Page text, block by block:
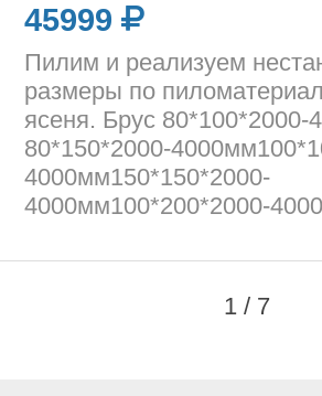
45999
Пилим и реализуем
размеры по
ясеня. Брус 80*100*2000-
80*150*2000-
4000мм150*150*2000-
4000мм100*200*2000-
1 / 7